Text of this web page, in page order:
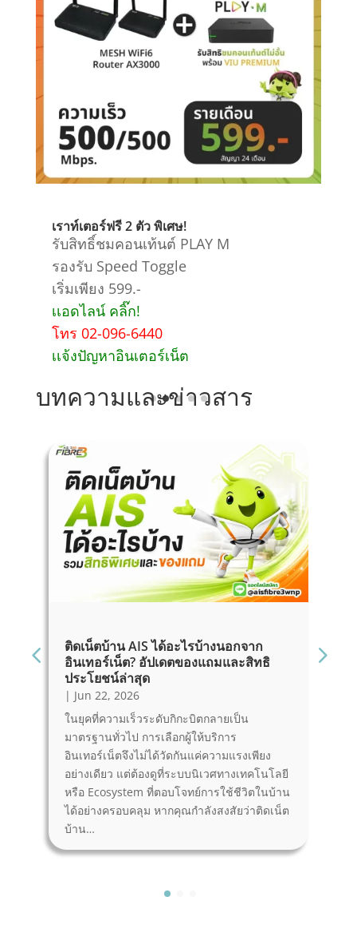
คุ้มสุดตอนนี้Home Fibre Lan
เน็ตแรง 1 Gbps / 1 Gbps ของแถม
เพียบ!!
เริ่มเพียง 899.-
เเอดไลน์ คลิ๊ก!
โทร 02-096-6440
เเจ้งปัญหาอินเตอร์เน็ต
บทความและข่าวสาร
ติดเน็ตบ้าน AIS ได้อะไรบ้างนอกจาก
อินเทอร์เน็ต? อัปเดตของแถมและสิทธิ
ประโยชน์ล่าสุด
| Jun 22, 2026
ในยุคที่ความเร็วระดับกิกะบิตกลายเป็น
มาตรฐานทั่วไป การเลือกผู้ให้บริการ
อินเทอร์เน็ตจึงไม่ได้วัดกันแค่ความแรงเพียง
อย่างเดียว แต่ต้องดูที่ระบบนิเวศทางเทคโนโลยี
หรือ Ecosystem ที่ตอบโจทย์การใช้ชีวิตในบ้าน
ได้อย่างครอบคลุม หากคุณกำลังสงสัยว่าติดเน็ต
บ้าน…
Read More